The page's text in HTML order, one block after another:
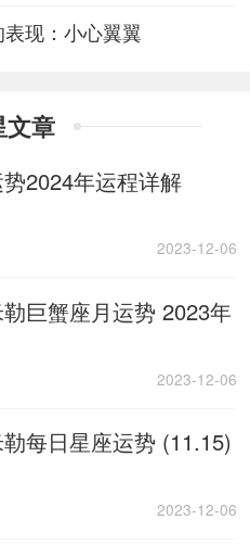
现：小心翼翼
文章
2024年运程详解
2023-12-06
巨蟹座月运势 2023年
2023-12-06
每日星座运势 (11.15)
2023-12-06